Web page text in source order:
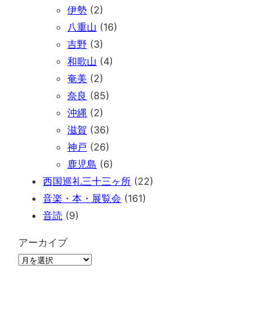
伊勢 (2)
八重山 (16)
吉野 (3)
和歌山 (4)
奄美 (2)
奈良 (85)
沖縄 (2)
滋賀 (36)
神戸 (26)
鹿児島 (6)
西国巡礼三十三ヶ所 (22)
音楽・本・展覧会 (161)
音読 (9)
アーカイブ